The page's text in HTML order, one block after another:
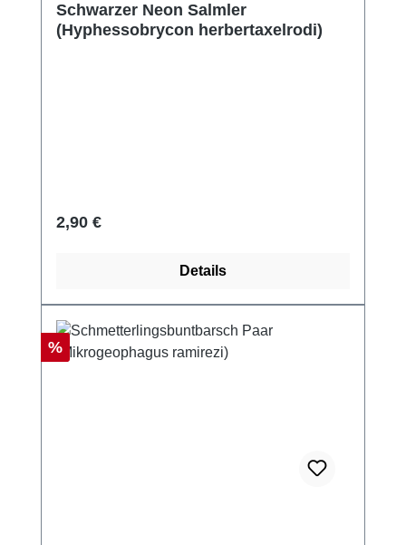
Schwarzer Neon Salmler
(Hyphessobrycon herbertaxelrodi)
Regulärer Preis:
2,90 €
Details
Rabatt
%